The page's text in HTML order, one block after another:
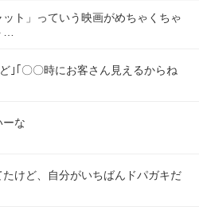
ット」っていう映画がめちゃくちゃ
｣｢〇〇時にお客さん見えるからね
ーな
けど、自分がいちばんドパガキだ